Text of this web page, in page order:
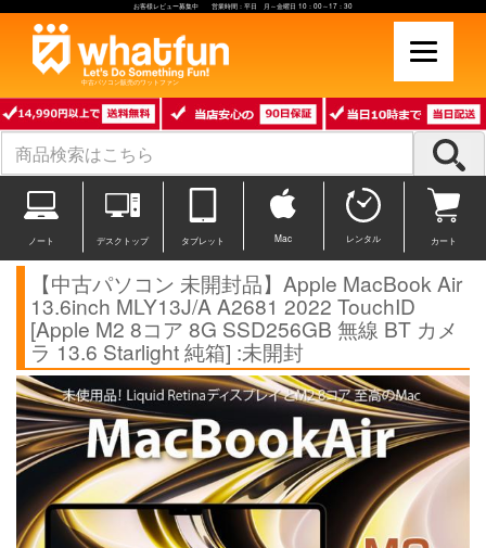
お客様レビュー募集中 営業時間：平日 月～金曜日 10：00～17：30
中古パソコン販売のワットファン
ノート デスクトップ タブレット Mac レンタル カート
【中古パソコン 未開封品】Apple MacBook Air
13.6inch MLY13J/A A2681 2022 TouchID
[Apple M2 8コア 8G SSD256GB 無線 BT カメ
ラ 13.6 Starlight 純箱] :未開封